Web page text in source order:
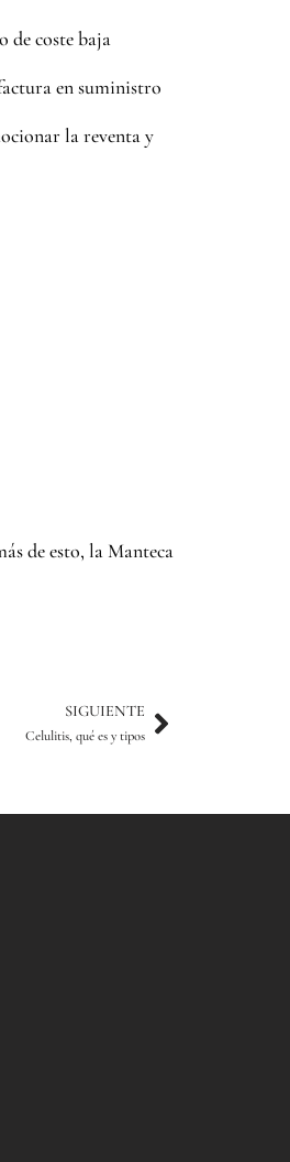
de coste baja
en suministro
la reventa y
de esto, la Manteca
SIGUIENTE
Celulitis, qué es y tipos
Siguiente